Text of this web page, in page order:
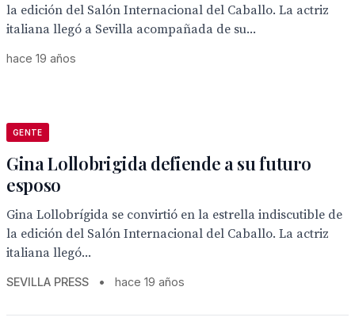
la edición del Salón Internacional del Caballo. La actriz
italiana llegó a Sevilla acompañada de su...
hace 19 años
GENTE
Gina Lollobrigida defiende a su futuro
esposo
Gina Lollobrígida se convirtió en la estrella indiscutible de
la edición del Salón Internacional del Caballo. La actriz
italiana llegó...
SEVILLA PRESS • hace 19 años